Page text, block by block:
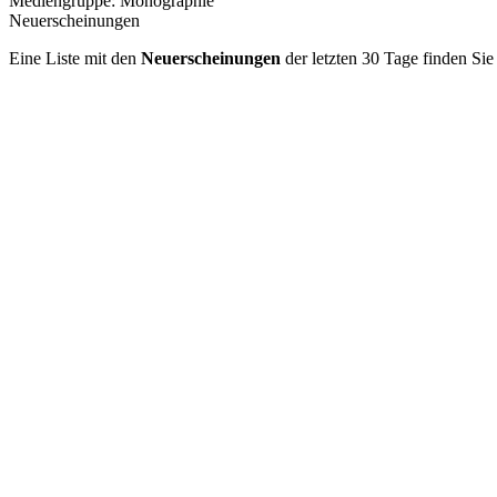
Neuerscheinungen
Eine Liste mit den Neuerscheinungen der letzten 30 Tage finden Sie